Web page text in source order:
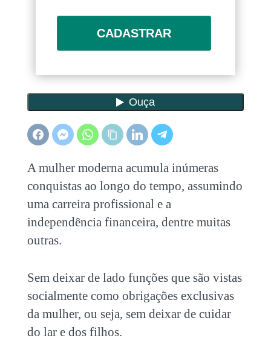
CADASTRAR
A mulher moderna acumula inúmeras
conquistas ao longo do tempo, assumindo
uma carreira profissional e a
independência financeira, dentre muitas
outras.
Sem deixar de lado funções que são vistas
socialmente como obrigações exclusivas
da mulher, ou seja, sem deixar de cuidar
do lar e dos filhos.